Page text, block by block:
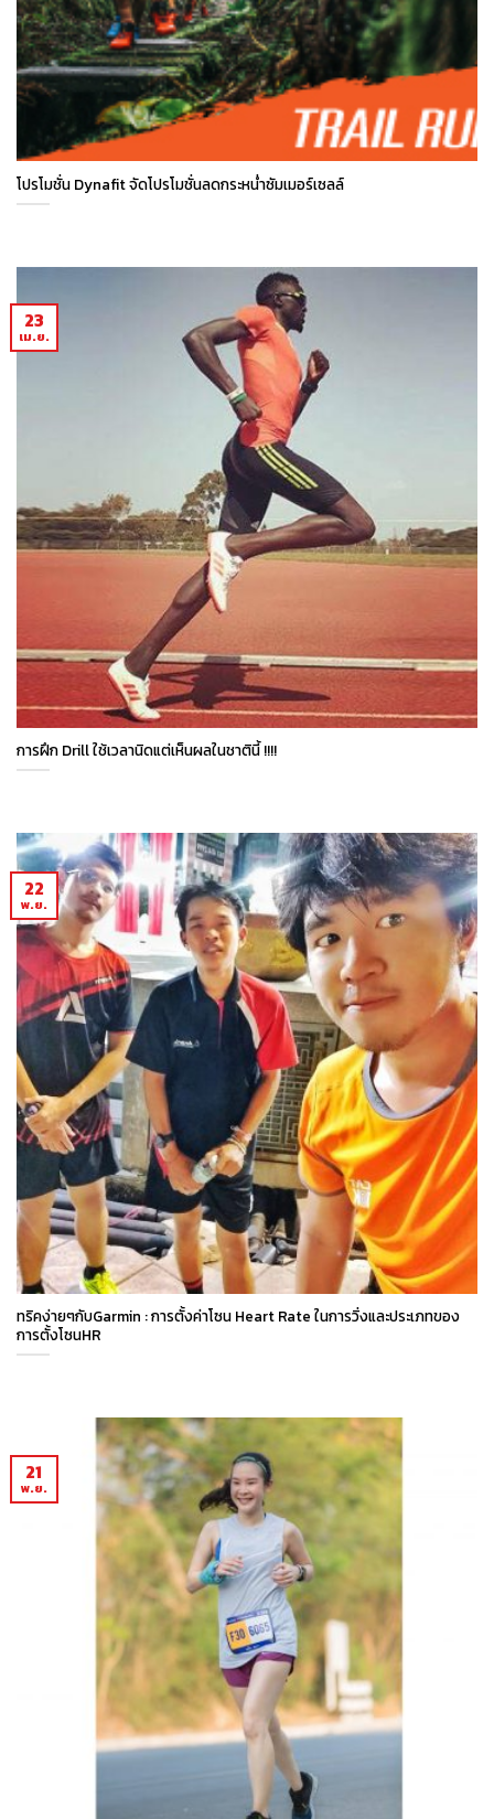
โปรโมชั่น Dynafit จัดโปรโมชั่นลดกระหน่ำซัมเมอร์เซลล์
การฝึก Drill ใช้เวลานิดแต่เห็นผลในชาตินี้ !!!!
23
เม.ย.
ทริคง่ายๆกับGarmin : การตั้งค่าโซน Heart Rate ในการวิ่งและประเภทของ
การตั้งโซนHR
22
พ.ย.
21
พ.ย.